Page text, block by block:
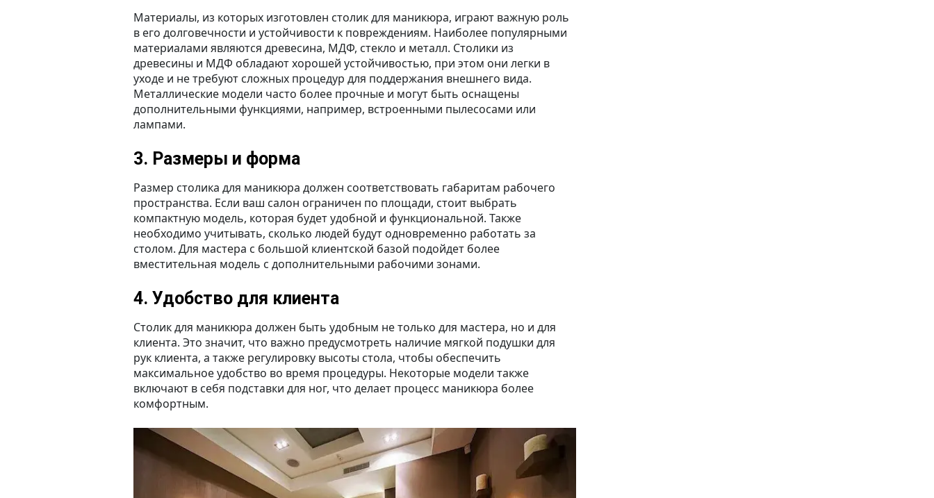
Материалы, из которых изготовлен столик для маникюра, играют важную роль
в его долговечности и устойчивости к повреждениям. Наиболее популярными
материалами являются древесина, МДФ, стекло и металл. Столики из
древесины и МДФ обладают хорошей устойчивостью, при этом они легки в
уходе и не требуют сложных процедур для поддержания внешнего вида.
Металлические модели часто более прочные и могут быть оснащены
дополнительными функциями, например, встроенными пылесосами или
лампами.
3. Размеры и форма
Размер столика для маникюра должен соответствовать габаритам рабочего
пространства. Если ваш салон ограничен по площади, стоит выбрать
компактную модель, которая будет удобной и функциональной. Также
необходимо учитывать, сколько людей будут одновременно работать за
столом. Для мастера с большой клиентской базой подойдет более
вместительная модель с дополнительными рабочими зонами.
4. Удобство для клиента
Столик для маникюра должен быть удобным не только для мастера, но и для
клиента. Это значит, что важно предусмотреть наличие мягкой подушки для
рук клиента, а также регулировку высоты стола, чтобы обеспечить
максимальное удобство во время процедуры. Некоторые модели также
включают в себя подставки для ног, что делает процесс маникюра более
комфортным.